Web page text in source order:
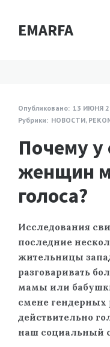
EMARFA
Опубликовано: 13 ИЮНЯ
Рубрики: НОВОСТИ,
Почему у
женщин
голоса?
Исследования
последние
жительницы
разговаривать
мамы или
смене гендерных
действительно
наш социальный